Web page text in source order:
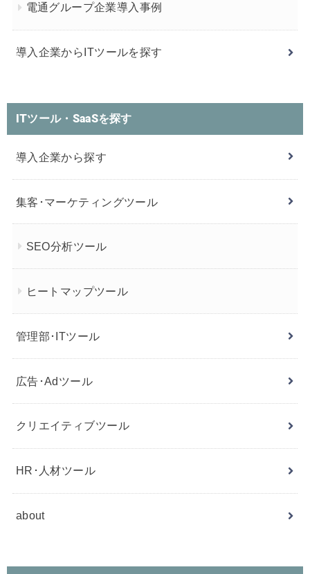
電通グループ企業導入事例
導入企業からITツールを探す
ITツール・SaaSを探す
導入企業から探す
集客･マーケティングツール
SEO分析ツール
ヒートマップツール
管理部･ITツール
広告･Adツール
クリエイティブツール
HR･人材ツール
about